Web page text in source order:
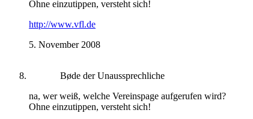
Ohne einzutippen, versteht sich!
http://www.vfl.de
5. November 2008
Bøde der Unaussprechliche
na, wer weiß, welche Vereinspage aufgerufen wird?
Ohne einzutippen, versteht sich!